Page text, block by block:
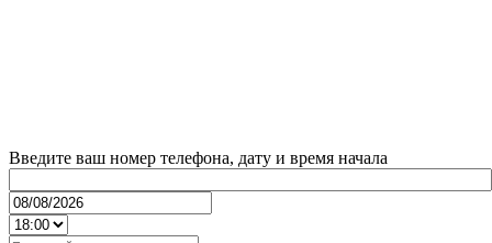
Введите ваш номер телефона, дату и время начала